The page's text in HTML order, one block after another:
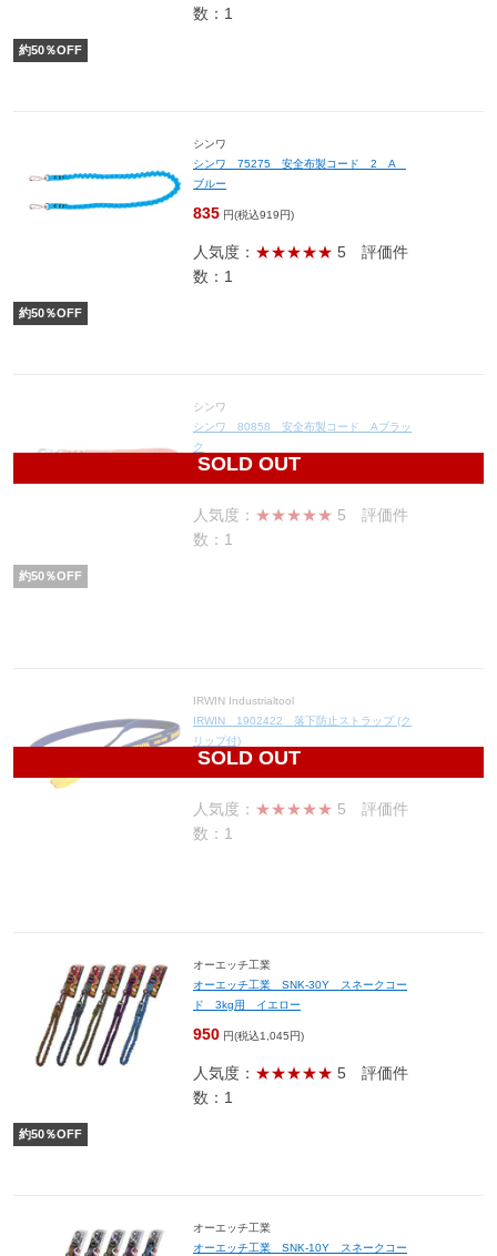
数：1
約50％OFF
シンワ
シンワ 75275 安全布製コード 2 A
ブルー
835 円(税込919円)
人気度： ★★★★★ 5 評価件
数：1
約50％OFF
SOLD OUT
シンワ
シンワ 80858 安全布製コード Aブラッ
ク
600
人気度： ★★★★★ 5 評価件
数：1
約50％OFF
SOLD OUT
IRWIN Industrialtool
IRWIN 1902422 落下防止ストラップ (ク
リップ付)
1,320
人気度： ★★★★★ 5 評価件
数：1
オーエッチ工業
オーエッチ工業 SNK-30Y スネークコー
ド 3kg用 イエロー
950 円(税込1,045円)
人気度： ★★★★★ 5 評価件
数：1
約50％OFF
オーエッチ工業
オーエッチ工業 SNK-10Y スネークコー